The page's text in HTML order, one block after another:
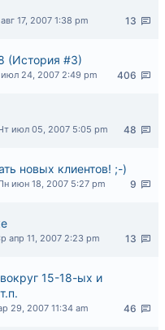
13
17, 2007 1:38 pm
(История #3)
406
июл 24, 2007 2:49 pm
48
июл 05, 2007 5:05 pm
новых клиентов! ;-)
9
июн 18, 2007 5:27 pm
13
апр 11, 2007 2:23 pm
15-18-ых и
46
29, 2007 11:34 am